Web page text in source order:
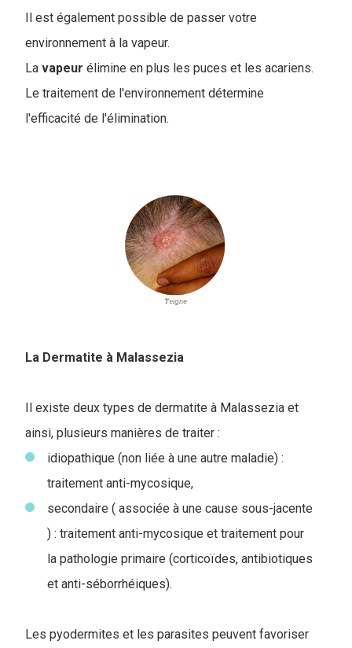
Il est également possible de passer votre
environnement à la vapeur.
La vapeur élimine en plus les puces et les acariens.
Le traitement de l'environnement détermine
l'efficacité de l'élimination.
La Dermatite à Malassezia
Il existe deux types de dermatite à Malassezia et
ainsi, plusieurs manières de traiter :
idiopathique (non liée à une autre maladie) :
traitement anti-mycosique,
secondaire ( associée à une cause sous-jacente
) : traitement anti-mycosique et traitement pour
la pathologie primaire (corticoïdes, antibiotiques
et anti-séborrhéiques).
Les pyodermites et les parasites peuvent favoriser